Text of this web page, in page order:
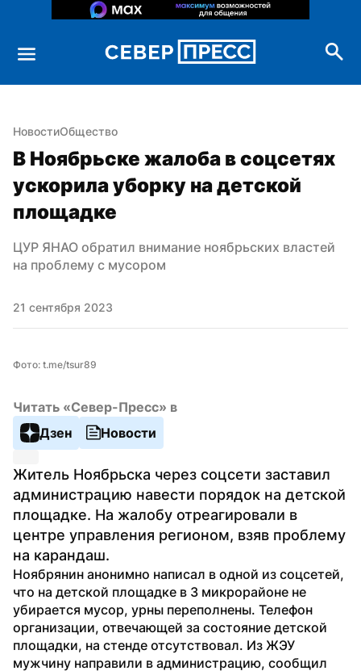
НовостиОбщество
В Ноябрьске жалоба в соцсетях
ускорила уборку на детской
площадке
ЦУР ЯНАО обратил внимание ноябрьских властей
на проблему с мусором
21 сентября 2023
Фото: t.me/tsur89
Читать «Север-Пресс» в
Дзен
Новости
Житель Ноябрьска через соцсети заставил
администрацию навести порядок на детской
площадке. На жалобу отреагировали в
центре управления регионом, взяв проблему
на карандаш.
Ноябрянин анонимно написал в одной из соцсетей,
что на детской площадке в 3 микрорайоне не
убирается мусор, урны переполнены. Телефон
организации, отвечающей за состояние детской
площадки, на стенде отсутствовал. Из ЖЭУ